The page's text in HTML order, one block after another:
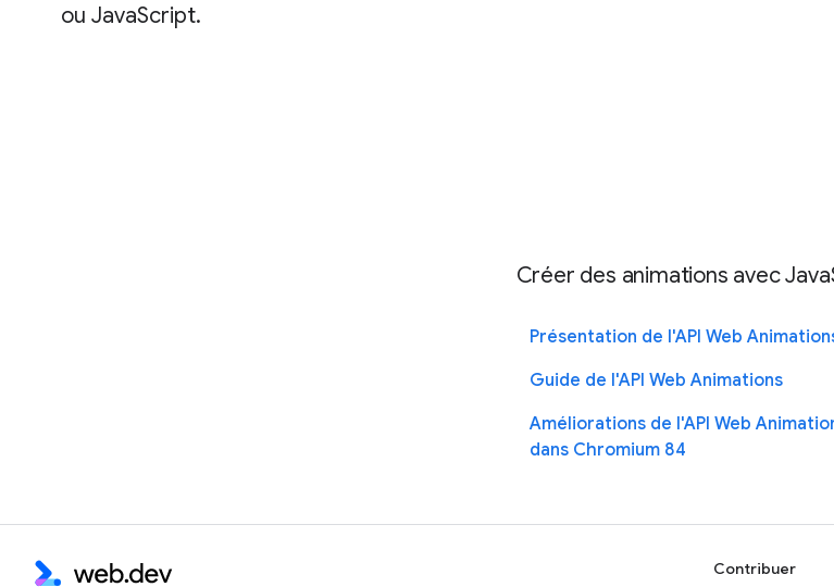
ou JavaScript.
Créer des animations avec
Présentation de l'API Web
Guide de l'API Web Animations
Améliorations de l'API Web
dans Chromium 84
Contribuer